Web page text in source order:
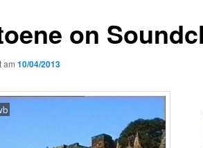
on
am 10/04/2013